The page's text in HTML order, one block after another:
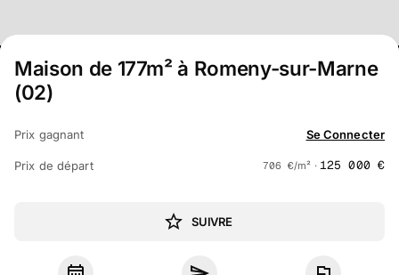
Maison de 177m² à Romeny-sur-Marne
(02)
Prix gagnant Se Connecter
Prix de départ 706 €/m² · 125 000 €
SUIVRE